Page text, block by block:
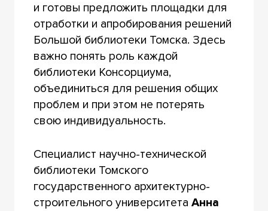
и готовы предложить площадки для
отработки и апробирования решений
Большой библиотеки Томска. Здесь
важно понять роль каждой
библиотеки Консорциума,
объединиться для решения общих
проблем и при этом не потерять
свою индивидуальность.
Специалист научно-технической
библиотеки Томского
государственного архитектурно-
строительного университета Анна